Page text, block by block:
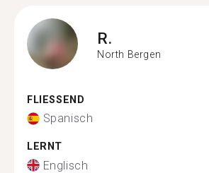
R.
North Bergen
FLIESSEND
Spanisch
LERNT
Englisch